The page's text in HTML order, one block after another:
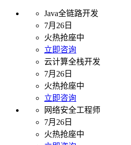
Java全链路开发
7月26日
火热抢座中
立即咨询
云计算全栈开发
7月26日
火热抢座中
立即咨询
网络安全工程师
7月26日
火热抢座中